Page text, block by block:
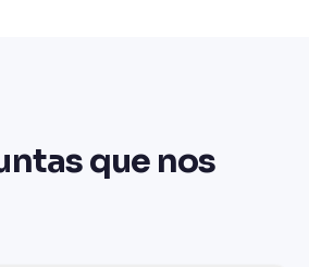
que nos